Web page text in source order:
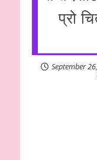
प्रो
September